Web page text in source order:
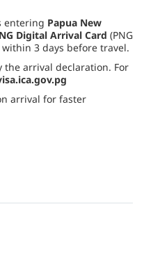
entering Papua New
Digital Arrival Card (PNG
within 3 days before travel.
the arrival declaration. For
arrival for faster